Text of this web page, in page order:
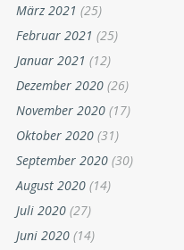
März 2021 (25)
Februar 2021 (25)
Januar 2021 (12)
Dezember 2020 (26)
November 2020 (17)
Oktober 2020 (31)
September 2020 (30)
August 2020 (14)
Juli 2020 (27)
Juni 2020 (14)